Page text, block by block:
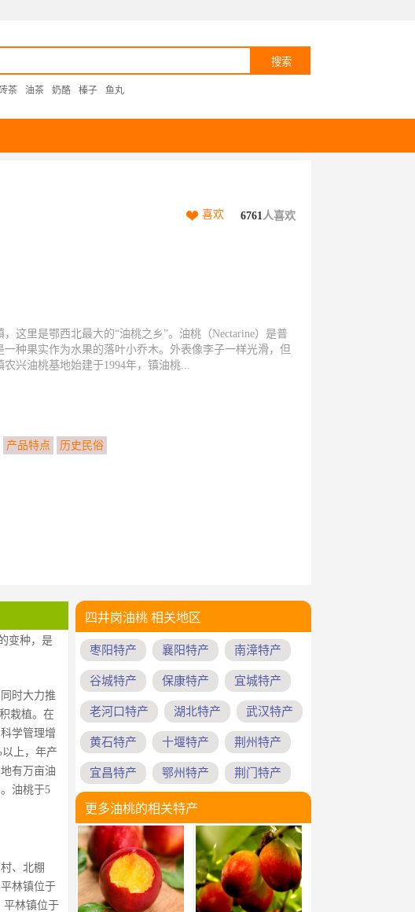
茶 油茶 奶酪 榛子 鱼丸
喜欢 6761人喜欢
这里是鄂西北最大的“油桃之乡”。油桃（Nectarine）是普
种果实作为水果的落叶小乔木。外表像李子一样光滑，但
兴油桃基地始建于1994年，镇油桃...
产品特点 历史民俗
变种，是
时大力推
栽植。在
学管理增
上，年产
有万亩油
油桃于5
、北棚
林镇位于
平林镇位于
四井岗油桃 相关地区
枣阳特产 襄阳特产 南漳特产
谷城特产 保康特产 宜城特产
老河口特产 湖北特产 武汉特产
黄石特产 十堰特产 荆州特产
宜昌特产 鄂州特产 荆门特产
更多油桃的相关特产